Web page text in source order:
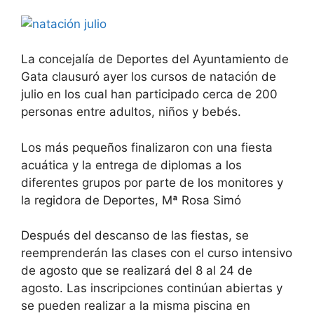
La concejalía de Deportes del Ayuntamiento de
Gata clausuró ayer los cursos de natación de
julio en los cual han participado cerca de 200
personas entre adultos, niños y bebés.
Los más pequeños finalizaron con una fiesta
acuática y la entrega de diplomas a los
diferentes grupos por parte de los monitores y
la regidora de Deportes, Mª Rosa Simó
Después del descanso de las fiestas, se
reemprenderán las clases con el curso intensivo
de agosto que se realizará del 8 al 24 de
agosto. Las inscripciones continúan abiertas y
se pueden realizar a la misma piscina en